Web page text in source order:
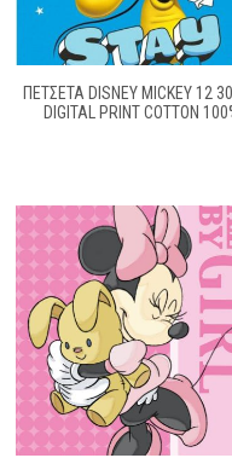
ΠΕΤΣΕΤΑ DISNEY MICKEY 12
DIGITAL PRINT COTTON